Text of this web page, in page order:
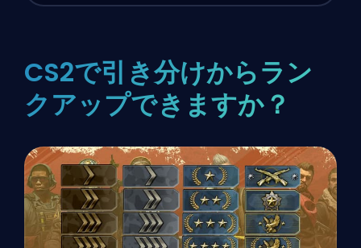
CS2で引き分けからラン
クアップできますか？